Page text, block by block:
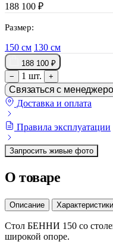
188 100 ₽
Размер:
150 см 130 см
188 100 ₽
−
1 шт. +
Связаться с
Доставка и оплата
Правила эксплуатации
Запросить живые фото
О товаре
Описание Характеристики
Стол БЕННИ 150 со
широкой опоре.